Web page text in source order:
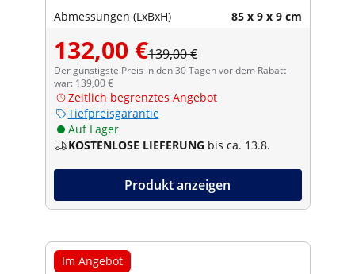
Abmessungen (LxBxH) 85 x 9 x 9 cm
132,00 €139,00 €
Der günstigste Preis in den 30 Tagen vor dem Rabatt
war: 139,00 €
Zeitlich begrenztes Angebot
Tiefpreisgarantie
Auf Lager
KOSTENLOSE LIEFERUNG bis ca. 13.8.
Produkt anzeigen
Im Angebot